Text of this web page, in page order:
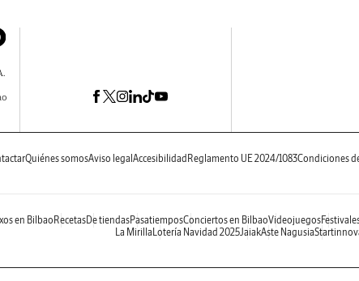
Quiénes somosAviso legal Accesibilidad Reglamento UE 2024/1083Condiciones
en BilbaoRecetasDe tiendasPasatiemposConciertos en BilbaoVideojuegos
La Mirilla Lotería Navidad 2025JaiakAste Nagusia